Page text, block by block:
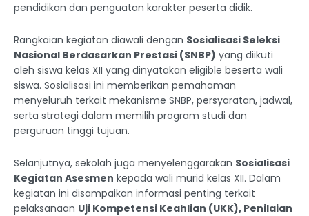
pendidikan dan penguatan karakter peserta didik.
Rangkaian kegiatan diawali dengan Sosialisasi Seleksi
Nasional Berdasarkan Prestasi (SNBP) yang diikuti
oleh siswa kelas XII yang dinyatakan eligible beserta wali
siswa. Sosialisasi ini memberikan pemahaman
menyeluruh terkait mekanisme SNBP, persyaratan, jadwal,
serta strategi dalam memilih program studi dan
perguruan tinggi tujuan.
Selanjutnya, sekolah juga menyelenggarakan Sosialisasi
Kegiatan Asesmen kepada wali murid kelas XII. Dalam
kegiatan ini disampaikan informasi penting terkait
pelaksanaan Uji Kompetensi Keahlian (UKK), Penilaian